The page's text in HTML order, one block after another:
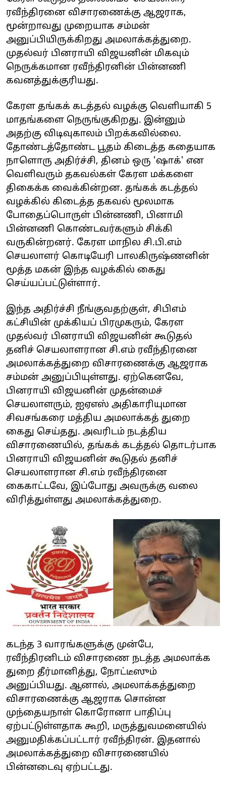
ரவீந்திரனை விசாரணைக்கு ஆஜராக,
மூன்றாவது முறையாக சம்மன்
அனுப்பியிருக்கிறது அமலாக்கத்துறை.
முதல்வர் பினராயி விஜயனின் மிகவும்
நெருக்கமான ரவீந்திரனின் பின்னணி
கவனத்துக்குரியது.
கேரள தங்கக் கடத்தல் வழக்கு வெளியாகி 5
மாதங்களை நெருங்குகிறது. இன்னும்
அதற்கு விடிவுகாலம் பிறக்கவில்லை.
தோண்டத்தோண்ட பூதம் கிடைத்த கதையாக
நாளொரு அதிர்ச்சி, தினம் ஒரு 'ஷாக்' என
வெளிவரும் தகவல்கள் கேரள மக்களை
திகைக்க வைக்கின்றன. தங்கக் கடத்தல்
வழக்கில் கிடைத்த தகவல் மூலமாக
போதைப்பொருள் பின்னணி, பினாமி
பின்னணி கொண்டவர்களும் சிக்கி
வருகின்றனர். கேரள மாநில சி.பி.எம்
செயலாளர் கொடியேரி பாலகிருஷ்ணனின்
மூத்த மகன் இந்த வழக்கில் கைது
செய்யப்பட்டுள்ளார்.
இந்த அதிர்ச்சி நீங்குவதற்குள், சிபிஎம்
கட்சியின் முக்கியப் பிரமுகரும், கேரள
முதல்வர் பினராயி விஜயனின் கூடுதல்
தனிச் செயலாளரான சி.எம் ரவீந்திரனை
அமலாக்கத்துறை விசாரணைக்கு ஆஜராக
சம்மன் அனுப்பியுள்ளது. ஏற்கெனவே,
பினராயி விஜயனின் முதன்மைச்
செயலாளரும், ஐஏஎஸ் அதிகாரியுமான
சிவசங்கரை மத்திய அமலாக்கத் துறை
கைது செய்தது. அவரிடம் நடத்திய
விசாரணையில், தங்கக் கடத்தல் தொடர்பாக
பினராயி விஜயனின் கூடுதல் தனிச்
செயலாளரான சி.எம் ரவீந்திரனை
கைகாட்டவே, இப்போது அவருக்கு வலை
விரித்துள்ளது அமலாக்கத்துறை.
கடந்த 3 வாரங்களுக்கு முன்பே,
ரவீந்திரனிடம் விசாரணை நடத்த அமலாக்க
துறை தீர்மானித்து, நோட்டீஸும்
அனுப்பியது. ஆனால், அமலாக்கத்துறை
விசாரணைக்கு ஆஜராக சொன்ன
முந்தையநாள் கொரோனா பாதிப்பு
ஏற்பட்டுள்ளதாக கூறி, மருத்துவமனையில்
அனுமதிக்கப்பட்டார் ரவீந்திரன். இதனால்
அமலாக்கத்துறை விசாரணையில்
பின்னடைவு ஏற்பட்டது.